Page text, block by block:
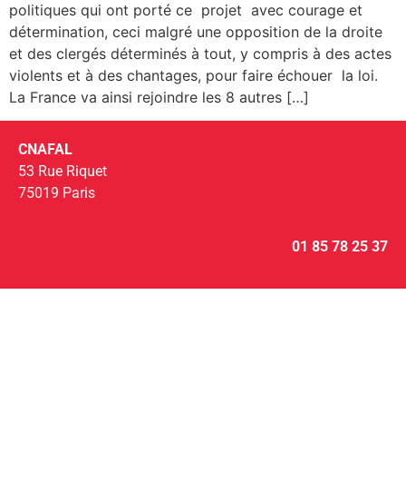
politiques qui ont porté ce projet avec courage et
détermination, ceci malgré une opposition de la droite
et des clergés déterminés à tout, y compris à des actes
violents et à des chantages, pour faire échouer la loi.
La France va ainsi rejoindre les 8 autres […]
CNAFAL
53 Rue Riquet
75019 Paris
01 85 78 25 37